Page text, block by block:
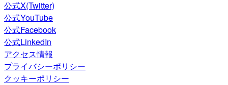
公式X(Twitter)
公式YouTube
公式Facebook
公式LinkedIn
アクセス情報
プライバシーポリシー
クッキーポリシー